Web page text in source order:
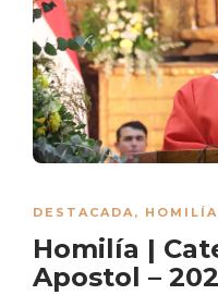
DESTACADA,
Homilía |
Apostol –